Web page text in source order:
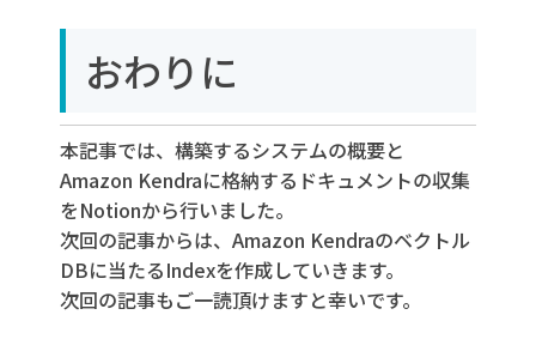
おわりに
本記事では、構築するシステムの概要と
Amazon Kendraに格納するドキュメントの収集
をNotionから行いました。
次回の記事からは、Amazon Kendraのベクトル
DBに当たるIndexを作成していきます。
次回の記事もご一読頂けますと幸いです。